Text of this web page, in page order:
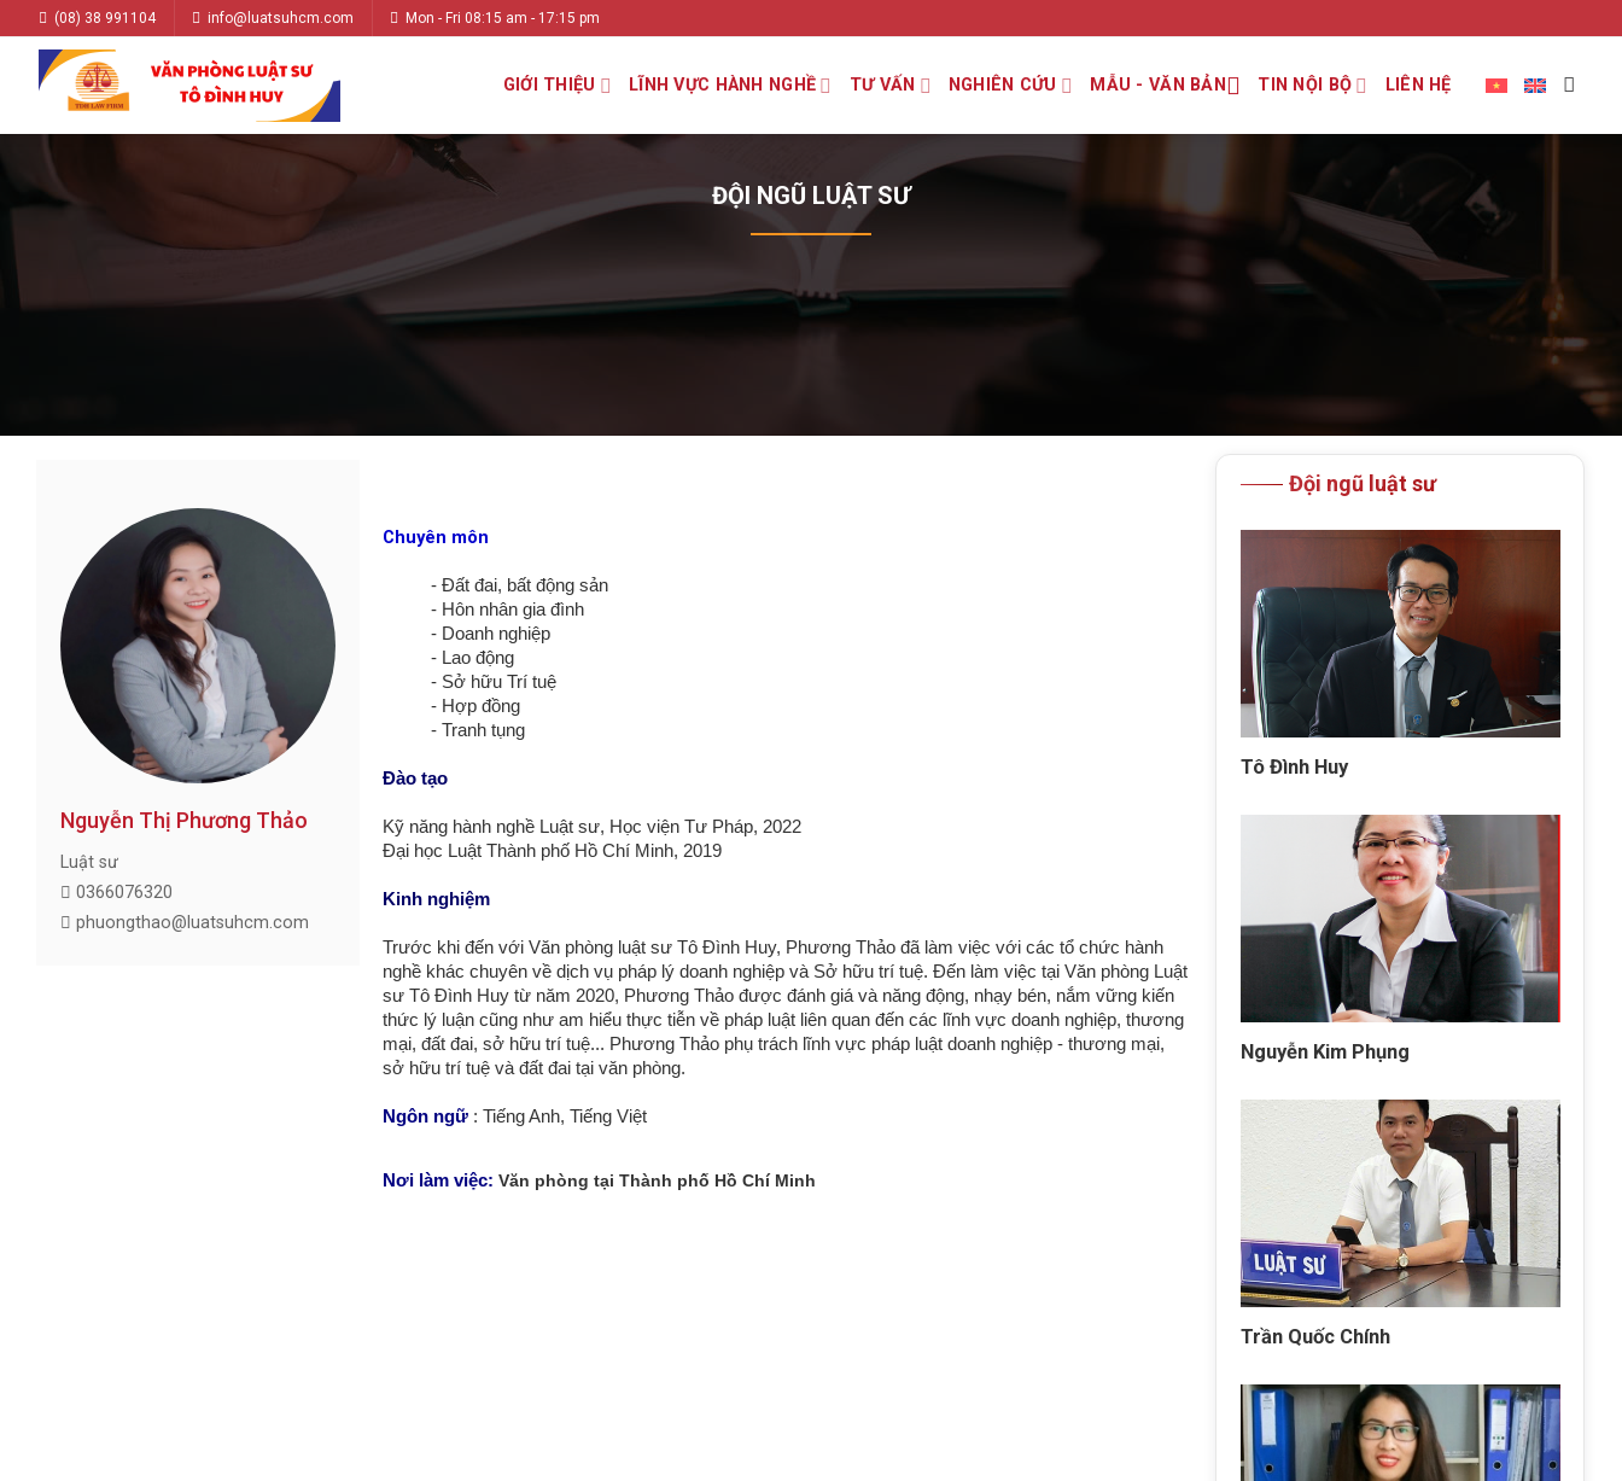
(08) 38 991104 info@luatsuhcm.com Mon - Fri 08:15 am - 17:15 pm
GIỚI THIỆU LĨNH VỰC HÀNH NGHỀ TƯ VẤN NGHIÊN CỨU MẪU - VĂN BẢN TIN NỘI BỘ LIÊN HỆ
ĐỘI NGŨ LUẬT SƯ
Nguyễn Thị Phương Thảo
Luật sư
0366076320
phuongthao@luatsuhcm.com
Chuyên môn
- Đất đai, bất động sản
- Hôn nhân gia đình
- Doanh nghiệp
- Lao động
- Sở hữu Trí tuệ
- Hợp đồng
- Tranh tụng
Ðào tạo
Kỹ năng hành nghề Luật sư, Học viện Tư Pháp, 2022
Ðại học Luật Thành phố Hồ Chí Minh, 2019
Kinh nghiệm
Trước khi đến với Văn phòng luật sư Tô Đình Huy, Phương Thảo đã làm việc với các tổ chức hành
nghề khác chuyên về dịch vụ pháp lý doanh nghiệp và Sở hữu trí tuệ. Đến làm việc tại Văn phòng Luật
sư Tô Ðình Huy từ năm 2020, Phương Thảo được đánh giá và năng động, nhạy bén, nắm vững kiến
thức lý luận cũng như am hiểu thực tiễn về pháp luật liên quan đến các lĩnhvực doanh nghiệp, thương
mại, đất đai, sở hữu trí tuệ... Phương Thảo phụtrách lĩnh vực pháp luật doanh nghiệp - thương mại,
sở hữu trí tuệ và đất đai tại văn phòng.
Ngôn ngữ : Tiếng Anh, Tiếng Việt
Nơi làm việc: Văn phòng tại Thành phố Hồ Chí Minh
Đội ngũ luật sư
Tô Đình Huy
Nguyễn Kim Phụng
Trần Quốc Chính